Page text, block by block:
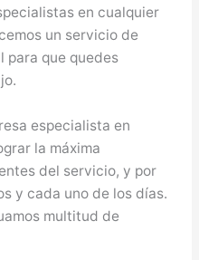
en cualquier
un servicio de
para que quedes
especialista en
la máxima
del servicio, y por
y cada uno de los días.
multitud de